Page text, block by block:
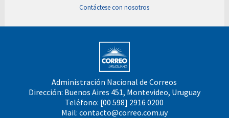
Contáctese con nosotros
Administración Nacional de Correos
Dirección: Buenos Aires 451, Montevideo, Uruguay
Teléfono: [00 598] 2916 0200
Mail: contacto@correo.com.uy